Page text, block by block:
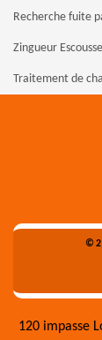
Recherche fuite
Zingueur
Traitement de
120 impasse